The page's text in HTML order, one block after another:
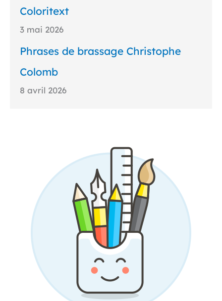
Coloritext
3 mai 2026
Phrases de brassage Christophe
Colomb
8 avril 2026